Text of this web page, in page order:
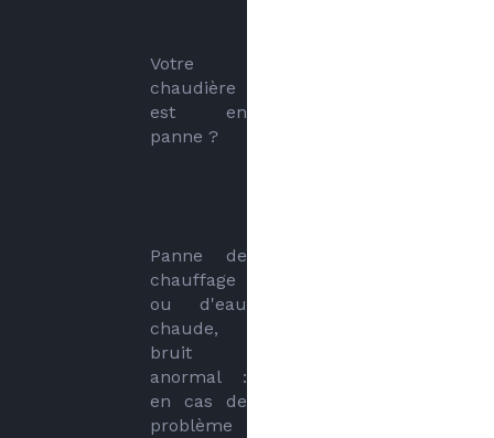
Votre
chaudière
est en
panne ?
Panne de
chauffage
ou d'eau
chaude,
bruit
anormal :
en cas de
problème